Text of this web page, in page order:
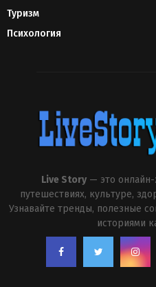
Туризм
Психология
Live Story — это
путешествиях, культуре,
Узнавайте тренды, полезные
историями